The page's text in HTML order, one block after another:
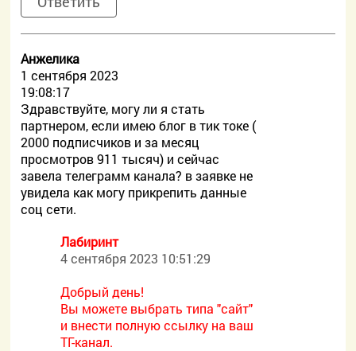
Анжелика
1 сентября 2023
19:08:17
Здравствуйте, могу ли я стать
партнером, если имею блог в тик токе (
2000 подписчиков и за месяц
просмотров 911 тысяч) и сейчас
завела телеграмм канала? в заявке не
увидела как могу прикрепить данные
соц сети.
Лабиринт
4 сентября 2023 10:51:29
Добрый день!
Вы можете выбрать типа "сайт"
и внести полную ссылку на ваш
ТГ-канал.